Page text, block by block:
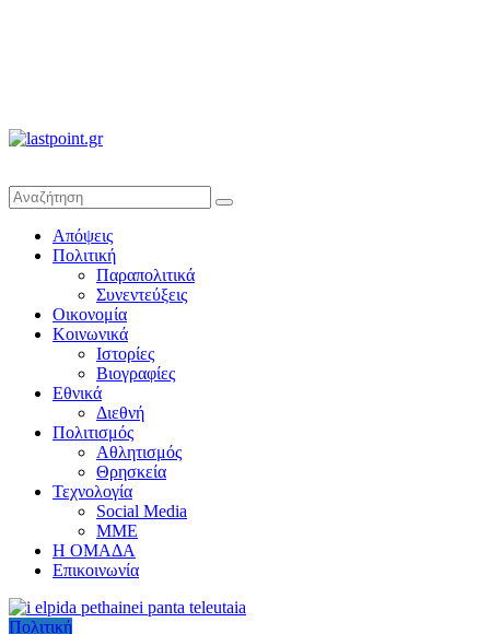
άποψη
μέχρι
Απόψεις
Πολιτική
Παραπολιτικά
Συνεντεύξεις
Οικονομία
Κοινωνικά
Ιστορίες
Βιογραφίες
Εθνικά
Διεθνή
Πολιτισμός
Αθλητισμός
Θρησκεία
Τεχνολογία
Social Media
ΜΜΕ
Η ΟΜΑΔΑ
Επικοινωνία
Πολιτική